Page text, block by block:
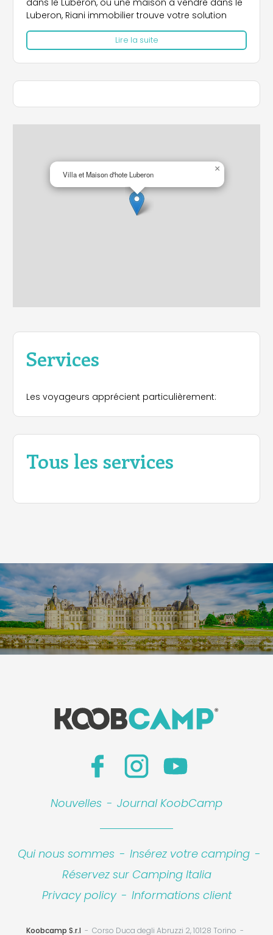
Luberon, Riani immobilier trouve votre solution
Lire la suite
Villa et Maison d'hote Luberon
×
Services
Les voyageurs apprécient particulièrement:
Tous les services
Nouvelles - Journal KoobCamp
Qui nous sommes - Insérez votre camping -
Réservez sur Camping Italia
Privacy policy - Informations client
Koobcamp S.r.l Corso Duca degli Abruzzi 2, 10128 Torino